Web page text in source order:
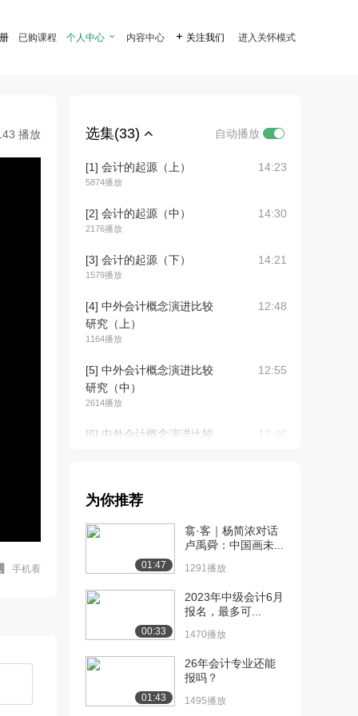
已购课程 个人中心  内容中心  关注我们 进入关怀模式
播放
手机看
选集(33) 自动播放
[1] 会计的起源（上）
5874播放
14:23
[2] 会计的起源（中）
2176播放
14:30
[3] 会计的起源（下）
1579播放
14:21
[4] 中外会计概念演进比较
研究（上）
1164播放
12:48
[5] 中外会计概念演进比较
研究（中）
2614播放
12:55
[6] 中外会计概念演进比较
12:46
[7] 世界会计法律制度史
1731播放
[8] 世界会计法律制度史
1291播放
[9] 世界会计法律制度史
（下）
1330播放
[10] 古代国家官厅财计组
织制度的发展（上...
为你推荐
01:47
翕·客｜杨简浓对话
卢禹舜：中国画未...
1291播放
00:33
2023年中级会计6月
报名，最多可...
1470播放
01:43
26年会计专业还能
报吗？
1495播放